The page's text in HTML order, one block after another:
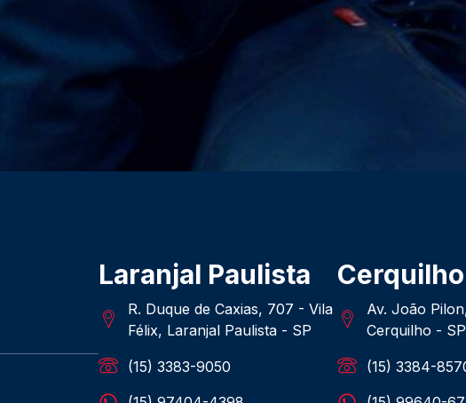
Laranjal Paulista
R. Duque de Caxias, 707 - Vila
Félix, Laranjal Paulista - SP
(15) 3383-9050
Cerquilho
Av. João
Cerquilho - SP
(15) 3384-